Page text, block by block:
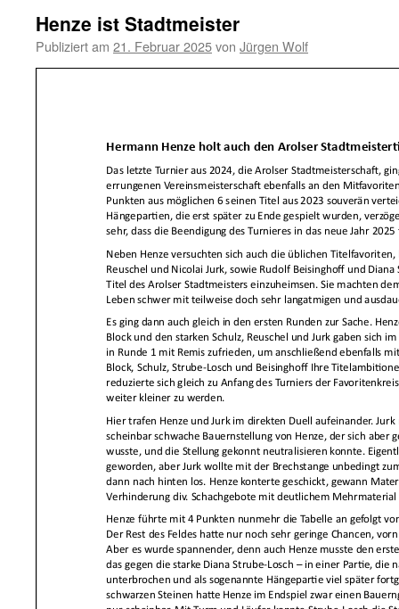
Henze ist Stadtmeister
Publiziert am 21. Februar 2025von Jürgen Wolf